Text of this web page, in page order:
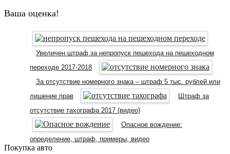
Ваша оценка!
Увеличен штраф за непропуск пешехода на пешеходном
переходе 2017-2018
За отсутствие номерного знака – штраф 5 тыс. рублей или
лишение прав
Штраф за
отсутствие тахографа 2017 (видео)
Опасное вождение:
определение, штраф, примеры, видео
Покупка авто